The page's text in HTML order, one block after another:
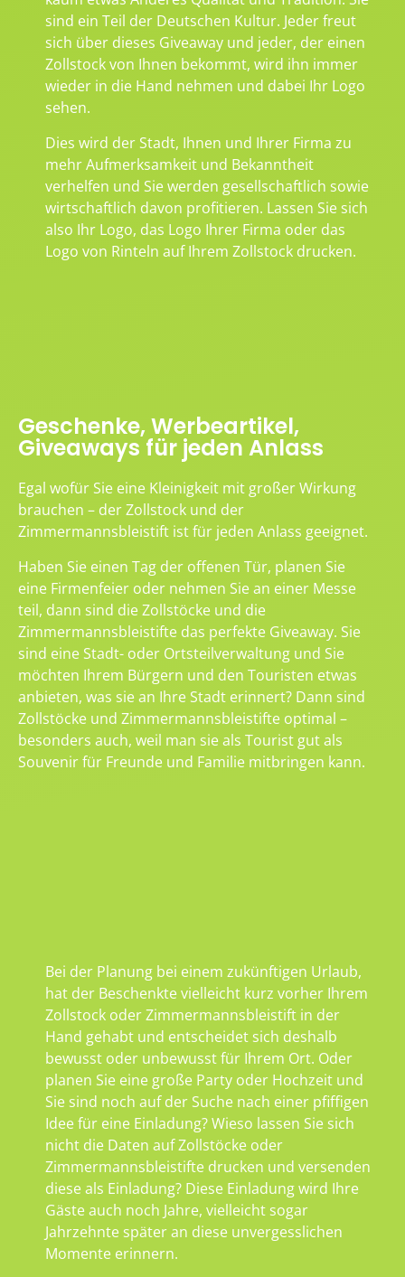
sind ein Teil der Deutschen Kultur. Jeder freut
sich über dieses Giveaway und jeder, der einen
Zollstock von Ihnen bekommt, wird ihn immer
wieder in die Hand nehmen und dabei Ihr Logo
sehen.
Dies wird der Stadt, Ihnen und Ihrer Firma zu
mehr Aufmerksamkeit und Bekanntheit
verhelfen und Sie werden gesellschaftlich sowie
wirtschaftlich davon profitieren. Lassen Sie sich
also Ihr Logo, das Logo Ihrer Firma oder das
Logo von Rinteln auf Ihrem Zollstock drucken.
Geschenke, Werbeartikel,
Giveaways für jeden Anlass
Egal wofür Sie eine Kleinigkeit mit großer Wirkung
brauchen – der Zollstock und der
Zimmermannsbleistift ist für jeden Anlass geeignet.
Haben Sie einen Tag der offenen Tür, planen Sie
eine Firmenfeier oder nehmen Sie an einer Messe
teil, dann sind die Zollstöcke und die
Zimmermannsbleistifte das perfekte Giveaway. Sie
sind eine Stadt- oder Ortsteilverwaltung und Sie
möchten Ihrem Bürgern und den Touristen etwas
anbieten, was sie an Ihre Stadt erinnert? Dann sind
Zollstöcke und Zimmermannsbleistifte optimal –
besonders auch, weil man sie als Tourist gut als
Souvenir für Freunde und Familie mitbringen kann.
Bei der Planung bei einem zukünftigen Urlaub,
hat der Beschenkte vielleicht kurz vorher Ihrem
Zollstock oder Zimmermannsbleistift in der
Hand gehabt und entscheidet sich deshalb
bewusst oder unbewusst für Ihrem Ort. Oder
planen Sie eine große Party oder Hochzeit und
Sie sind noch auf der Suche nach einer pfiffigen
Idee für eine Einladung? Wieso lassen Sie sich
nicht die Daten auf Zollstöcke oder
Zimmermannsbleistifte drucken und versenden
diese als Einladung? Diese Einladung wird Ihre
Gäste auch noch Jahre, vielleicht sogar
Jahrzehnte später an diese unvergesslichen
Momente erinnern.